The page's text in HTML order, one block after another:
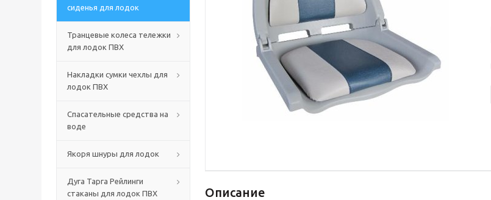
сиденья для лодок
Транцевые колеса тележки
для лодок ПВХ
Накладки сумки чехлы для
лодок ПВХ
Спасательные средства на
воде
Якоря шнуры для лодок
Дуга Тарга Рейлинги
стаканы для лодок ПВХ
Описание